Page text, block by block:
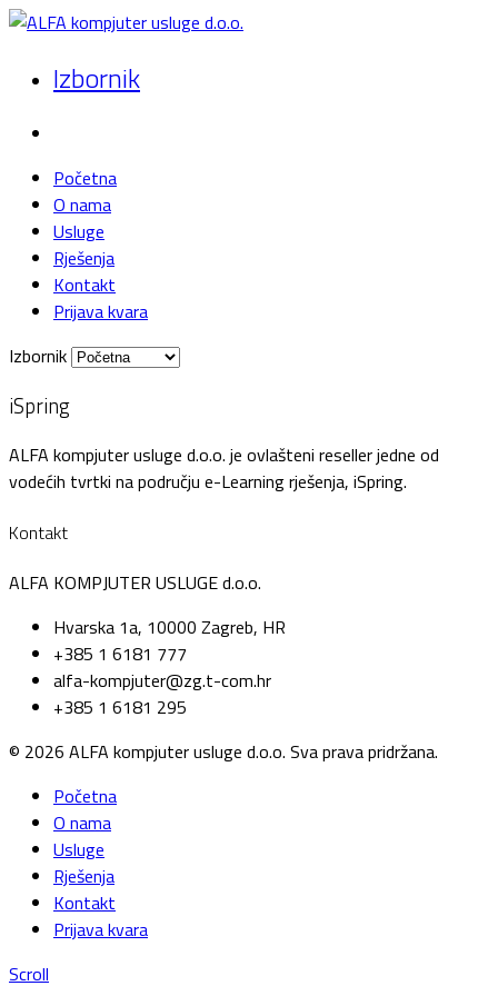
Izbornik
Početna
O nama
Usluge
Rješenja
Kontakt
Prijava kvara
Izbornik
iSpring
ALFA kompjuter usluge d.o.o. je ovlašteni reseller jedne od
vodećih tvrtki na području e-Learning rješenja, iSpring.
Kontakt
ALFA KOMPJUTER USLUGE d.o.o.
Hvarska 1a, 10000 Zagreb, HR
+385 1 6181 777
alfa-kompjuter@zg.t-com.hr
+385 1 6181 295
© 2026 ALFA kompjuter usluge d.o.o. Sva prava pridržana.
Početna
O nama
Usluge
Rješenja
Kontakt
Prijava kvara
Scroll